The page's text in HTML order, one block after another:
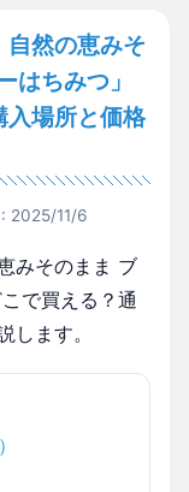
然の恵みそ
はちみつ」
入場所と価格
: 2025/11/6
みそのまま ブ
で買える？通
します。